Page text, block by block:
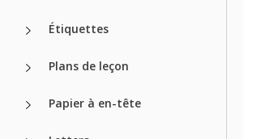
Étiquettes
Plans de leçon
Papier à en-tête